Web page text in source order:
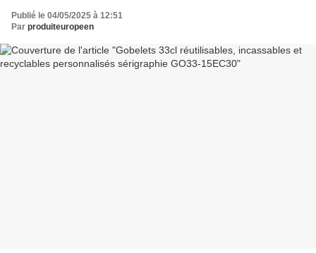
Publié le 04/05/2025 à 12:51
Par produiteuropeen